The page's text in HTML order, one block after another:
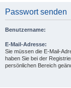
Passwort senden
Benutzername:
E-Mail-Adresse:
Sie müssen die E-Mail-
haben Sie bei der
persönlichen Bereich